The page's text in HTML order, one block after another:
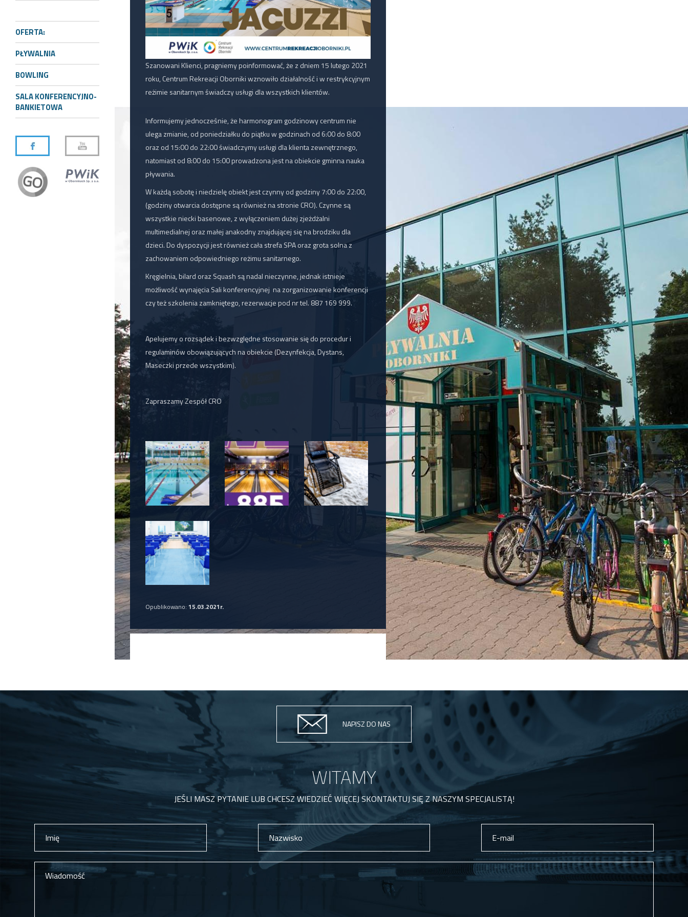
OFERTA:
PŁYWALNIA
BOWLING
SALA KONFERENCYJNO-
BANKIETOWA
Szanowani Klienci, pragniemy poinformować, że z dniem 15 lutego 2021
roku, Centrum Rekreacji Oborniki wznowiło działalność i w restrykcyjnym
reżimie sanitarnym świadczy usługi dla wszystkich klientów.
Informujemy jednocześnie, że harmonogram godzinowy centrum nie
ulega zmianie, od poniedziałku do piątku w godzinach od 6:00 do 8:00
oraz od 15:00 do 22:00 świadczymy usługi dla klienta zewnętrznego,
natomiast od 8:00 do 15:00 prowadzona jest na obiekcie gminna nauka
pływania.
W każdą sobotę i niedzielę obiekt jest czynny od godziny 7:00 do 22:00,
(godziny otwarcia dostępne są również na stronie CRO). Czynne są
wszystkie niecki basenowe, z wyłączeniem dużej zjeżdżalni
multimedialnej oraz małej anakodny znajdującej się na brodziku dla
dzieci. Do dyspozycji jest również cała strefa SPA oraz grota solna z
zachowaniem odpowiedniego reżimu sanitarnego.
Kręgielnia, bilard oraz Squash są nadal nieczynne, jednak istnieje
możliwość wynajęcia Sali konferencyjnej na zorganizowanie konferencji
czy też szkolenia zamkniętego, rezerwacje pod nr tel. 887 169 999.
Apelujemy o rozsądek i bezwzględne stosowanie się do procedur i
regulaminów obowiązujących na obiekcie (Dezynfekcja, Dystans,
Maseczki przede wszystkim).
Zapraszamy Zespół CRO
Opublikowano: 15.03.2021r.
NAPISZ DO NAS
WITAMY
JEŚLI MASZ PYTANIE LUB CHCESZ WIEDZIEĆ WIĘCEJ SKONTAKTUJ SIĘ Z NASZYM SPECJALISTĄ!